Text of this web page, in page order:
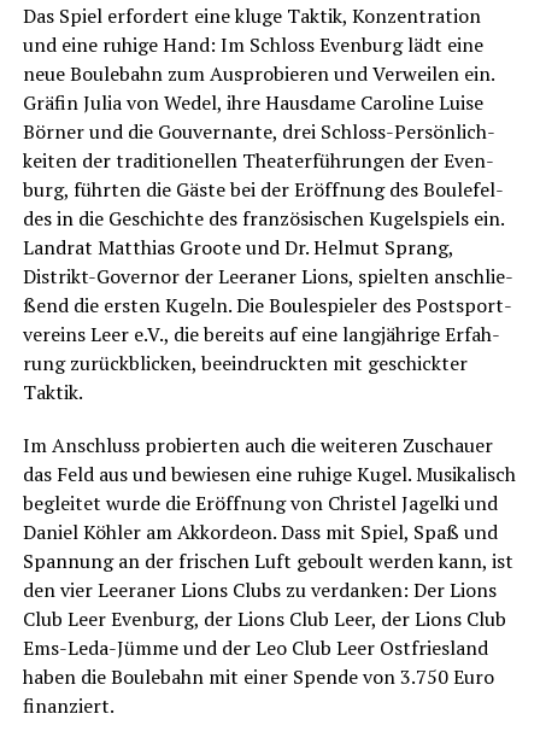
Das Spiel erfor­dert eine klu­ge Tak­tik, Kon­zen­tra­ti­on
und eine ruhi­ge Hand: Im Schloss Even­burg lädt eine
neue Bou­le­bahn zum Aus­pro­bie­ren und Ver­wei­len ein.
Grä­fin Julia von Wedel, ihre Haus­da­me Caro­li­ne Lui­se
Bör­ner und die Gou­ver­nan­te, drei Schloss-Per­sön­lich­
kei­ten der tra­di­tio­nel­len Thea­ter­füh­run­gen der Even­
burg, führ­ten die Gäs­te bei der Eröff­nung des Bou­le­fel­
des in die Geschich­te des fran­zö­si­schen Kugel­spiels ein.
Land­rat Mat­thi­as Groo­te und Dr. Hel­mut Sprang,
Distrikt-Gover­nor der Leera­ner Lions, spiel­ten anschlie­
ßend die ers­ten Kugeln. Die Boule­spie­ler des Post­sport­
ver­eins Leer e.V., die bereits auf eine lang­jäh­ri­ge Erfah­
rung zurück­bli­cken, beein­druck­ten mit geschick­ter
Taktik.
Im Anschluss pro­bier­ten auch die wei­te­ren Zuschau­er
das Feld aus und bewie­sen eine ruhi­ge Kugel. Musi­ka­lisch
beglei­tet wur­de die Eröff­nung von Chris­tel Jagel­ki und
Dani­el Köh­ler am Akkor­de­on. Dass mit Spiel, Spaß und
Span­nung an der fri­schen Luft geboult wer­den kann, ist
den vier Leera­ner Lions Clubs zu ver­dan­ken: Der Lions
Club Leer Even­burg, der Lions Club Leer, der Lions Club
Ems-Leda-Jüm­me und der Leo Club Leer Ost­fries­land
haben die Bou­le­bahn mit einer Spen­de von 3.750 Euro
finanziert.